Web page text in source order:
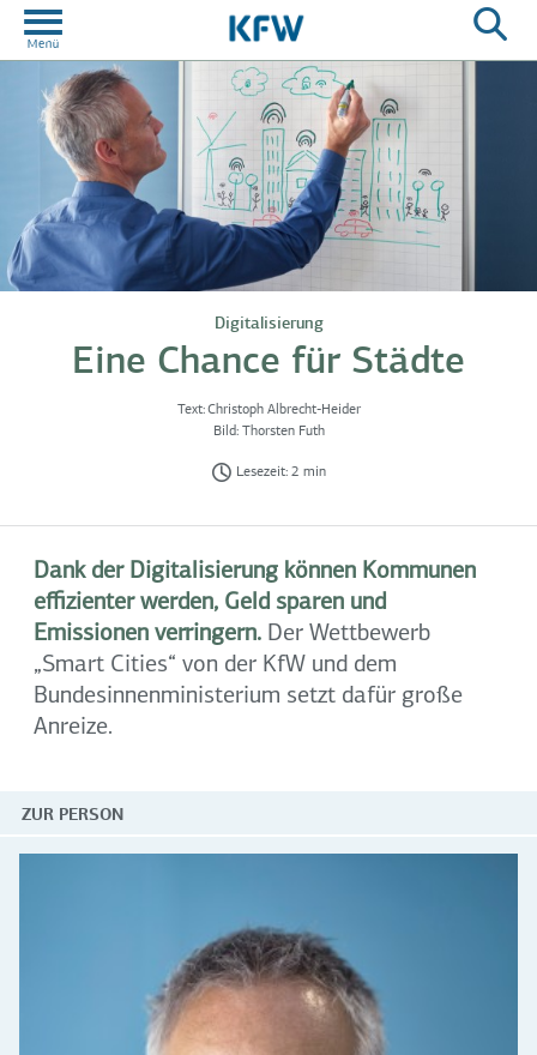
Digitalisierung
Eine Chance für Städte
Text: Christoph Albrecht-Heider
Bild: Thorsten Futh
Lesezeit: 2 min
Dank der Digitalisierung können Kommunen
effizienter werden, Geld sparen und
Emissionen verringern. Der Wettbewerb
„Smart Cities“ von der KfW und dem
Bundesinnenministerium setzt dafür große
Anreize.
ZUR PERSON